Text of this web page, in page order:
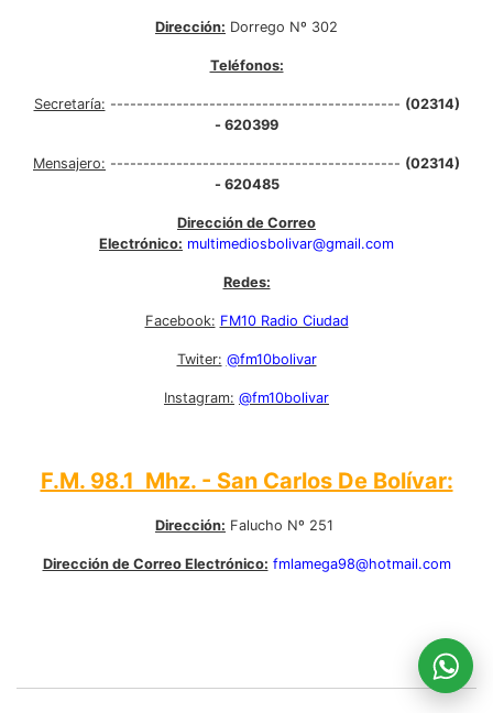
Dirección: Dorrego Nº 302
Teléfonos:
Secretaría: -------------------------------------------- (02314)
- 620399
Mensajero: -------------------------------------------- (02314)
- 620485
Dirección de Correo
Electrónico: multimediosbolivar@gmail.com
Redes:
Facebook: FM10 Radio Ciudad
Twiter: @fm10bolivar
Instagram: @fm10bolivar
F.M. 98.1 Mhz. - San Carlos De Bolívar:
Dirección: Falucho Nº 251
Dirección de Correo Electrónico: fmlamega98@hotmail.com